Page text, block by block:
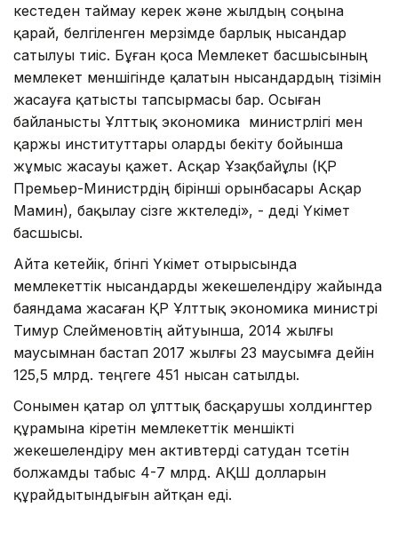
кестеден таймау керек және жылдың соңына
қарай, белгіленген мерзімде барлық нысандар
сатылуы тиіс. Бұған қоса Мемлекет басшысының
мемлекет меншігінде қалатын нысандардың тізімін
жасауға қатысты тапсырмасы бар. Осыған
байланысты Ұлттық экономика министрлігі мен
қаржы институттары оларды бекіту бойынша
жұмыс жасауы қажет. Асқар Ұзақбайұлы (ҚР
Премьер-Министрдің бірінші орынбасары Асқар
Мамин), бақылау сізге жүктеледі», - деді Үкімет
басшысы.
Айта кетейік, бүгінгі Үкімет отырысында
мемлекеттік нысандарды жекешелендіру жайында
баяндама жасаған ҚР Ұлттық экономика министрі
Тимур Сүлейменовтің айтуынша, 2014 жылғы
маусымнан бастап 2017 жылғы 23 маусымға дейін
125,5 млрд. теңгеге 451 нысан сатылды.
Сонымен қатар ол ұлттық басқарушы холдингтер
құрамына кіретін мемлекеттік меншікті
жекешелендіру мен активтерді сатудан түсетін
болжамды табыс 4-7 млрд. АҚШ долларын
құрайдытындығын айтқан еді.